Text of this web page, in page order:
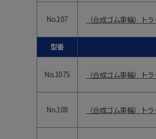
No.107 （合成ゴム車輪）ト
型番
No.107S （合成ゴム車輪）ト
No.108 （合成ゴム車輪）ト